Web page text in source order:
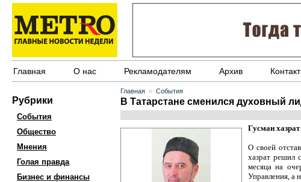
Главная О нас Рекламодателям Архив
Рубрики
События
Общество
Мнения
Голая правда
Бизнес и финансы
Главная » События
В Татарстане сменился духовный
Гусман
О своей
хазрат решил
месяца на
Управления, а